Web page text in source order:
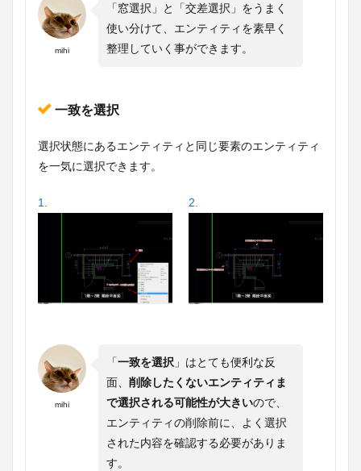
mihi
「窓選択」と「交差選択」をうまく
使い分けて、エンティティを素早く
整理していく事ができます。
一致を選択
選択状態にあるエンティティと同じ要素のエンティティ
を一気に選択できます。
1. 2.
mihi
「一致を選択 」はとても便利な反
面、 削除したくないエンティティま
で選択される可能性が大きいので、
エンティティの削除前に、よく選択
された内容を確認する必要がありま
す。